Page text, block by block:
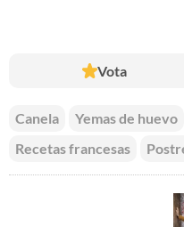
Vota
Canela Yemas de huevo
Recetas francesas